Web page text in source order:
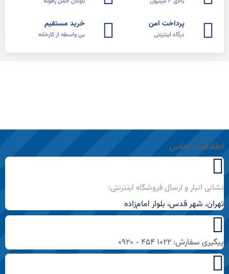
پرداخت امن
درگاه اینترنتی
خرید مستقیم
بی واسطه از کارخانه
اطلاعات تماس
نشانی انبار و ارسال فروشگاه اینترنتی:
تهران، شهر قدس، بلوار امام‌زاده
پیگیری سفارش: ۱۰۲۲ ۴۵۴ - ۰۹۲۰